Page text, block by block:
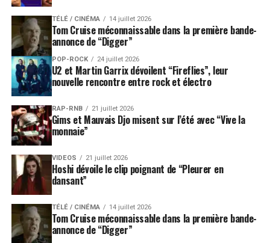
Son titre fait référence au mystérieux signal radio
détecté en 1977 par un radiotélescope américain. Resté
célèbre en raison de sa puissance et de son origine
inexpliquée, ce signal avait été entouré par l’astronome
Jerry Ehman, qui avait inscrit le mot “Wow!” à côté des
données enregistrées.
Muse retrouve ainsi plusieurs thèmes récurrents de sa
discographie : l’espace, la technologie, la surveillance,
les grandes interrogations scientifiques et la place de
l’être humain face à des forces qui le dépassent.
Le groupe a déjà dévoilé plusieurs morceaux de ce
nouveau chapitre.
scène en 2025, avant la sortie de
HexagonsetNightshift Superstar.
TÉLÉ / CINÉMA 14 juillet 2026
Tom Cruise méconnaissable dans la première bande-
annonce de “Digger”
POP-ROCK 24 juillet 2026
U2 et Martin Garrix dévoilent “Fireflies”, leur
nouvelle rencontre entre rock et électro
RAP-RNB 21 juillet 2026
Gims et Mauvais Djo misent sur l’été avec “Vive la
monnaie”
VIDEOS 21 juillet 2026
Hoshi dévoile le clip poignant de “Pleurer en
dansant”
TÉLÉ / CINÉMA 14 juillet 2026
Tom Cruise méconnaissable dans la première bande-
annonce de “Digger”